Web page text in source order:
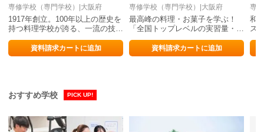
専修学校（専門学校）|大阪府
1917年創立。100年以上の歴史を
持つ料理学校が誇る、一流の技…
資料請求カートに追加
専修学校（専門学校）|大阪府
最高峰の料理・お菓子を学ぶ！
「全国トップレベルの実習量・…
資料請求カートに追加
専
和
ス
おすすめ学校 PICK UP!